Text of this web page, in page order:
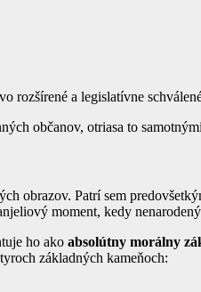
a legislatívne
občanov, otriasa to
obrazov. Patrí sem
moment, kedy
ho ako absolútny morálny
základných kameňoch: